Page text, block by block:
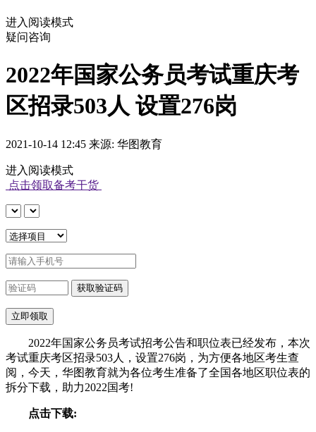
进入阅读模式
疑问咨询
2022年国家公务员考试重庆考
区招录503人 设置276岗
2021-10-14 12:45 来源: 华图教育
进入阅读模式
点击领取备考干货
2022年国家公务员考试招考公告和职位表已经发布，本次
考试重庆考区招录503人，设置276岗，为方便各地区考生查
阅，今天，华图教育就为各位考生准备了全国各地区职位表的
拆分下载，助力2022国考!
点击下载: